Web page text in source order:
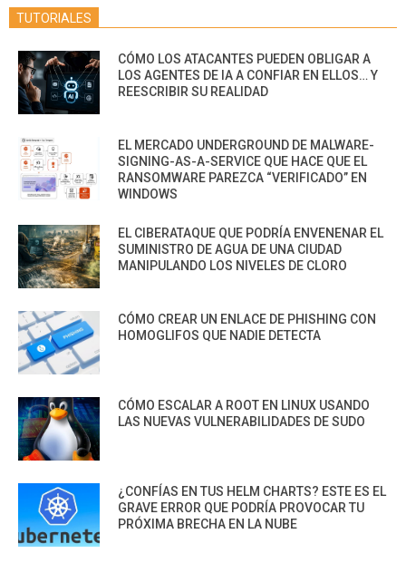
TUTORIALES
CÓMO LOS ATACANTES PUEDEN OBLIGAR A
LOS AGENTES DE IA A CONFIAR EN ELLOS… Y
REESCRIBIR SU REALIDAD
EL MERCADO UNDERGROUND DE MALWARE-
SIGNING-AS-A-SERVICE QUE HACE QUE EL
RANSOMWARE PAREZCA “VERIFICADO” EN
WINDOWS
EL CIBERATAQUE QUE PODRÍA ENVENENAR EL
SUMINISTRO DE AGUA DE UNA CIUDAD
MANIPULANDO LOS NIVELES DE CLORO
CÓMO CREAR UN ENLACE DE PHISHING CON
HOMOGLIFOS QUE NADIE DETECTA
CÓMO ESCALAR A ROOT EN LINUX USANDO
LAS NUEVAS VULNERABILIDADES DE SUDO
¿CONFÍAS EN TUS HELM CHARTS? ESTE ES EL
GRAVE ERROR QUE PODRÍA PROVOCAR TU
PRÓXIMA BRECHA EN LA NUBE